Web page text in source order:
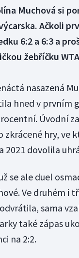
Muchová si
Ačkoli
6:2 a 6:3 a
žebříčku
nasazená
hned v prvním
Úvodní
zkrácené hry, ve
2021 dovolila
se ale duel
Ve druhém i
sama
také zápas
na 2:2.